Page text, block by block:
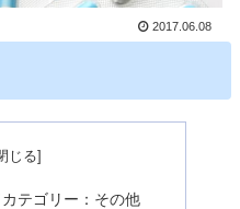
2017.06.08
テゴリー：その他